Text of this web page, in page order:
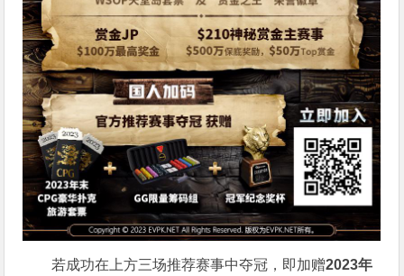
若成功在上方三场推荐赛事中夺冠，即加赠2023年